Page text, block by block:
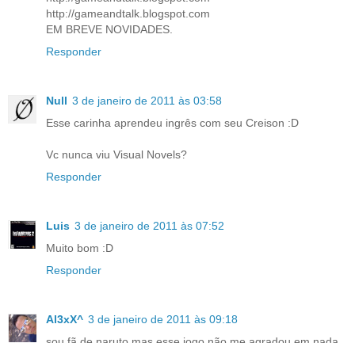
http://gameandtalk.blogspot.com
EM BREVE NOVIDADES.
Responder
Null 3 de janeiro de 2011 às 03:58
Esse carinha aprendeu ingrês com seu Creison :D
Vc nunca viu Visual Novels?
Responder
Luis 3 de janeiro de 2011 às 07:52
Muito bom :D
Responder
Al3xX^ 3 de janeiro de 2011 às 09:18